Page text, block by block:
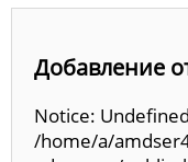
Добавление
Notice:
/home/a/